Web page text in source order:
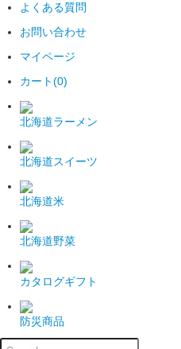
よくある質問
お問い合わせ
マイページ
カート(0)
北海道ラーメン
北海道スイーツ
北海道米
北海道野菜
カタログギフト
防災商品